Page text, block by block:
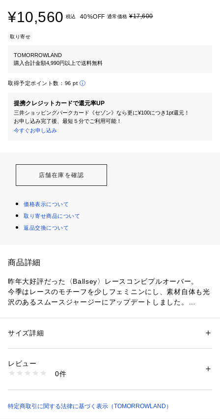
¥10,560 税込 40%OFF 通常価格 ¥17,600
取り寄せ
TOMORROWLAND
購入合計金額4,990円以上で送料無料
取得予定ポイント数： 96 pt
提携クレジットカードで還元率UP
三井ショッピングパークカード《セゾン》なら更に¥100につき1pt還元！
お申し込み完了後、最短５分でご利用可能！
今すぐお申し込み
店舗在庫を確認
価格表示について
取り寄せ商品について
返品交換について
商品詳細
昨年大好評だった〈Ballsey〉レースコンビプルオーバー。
今季はレースのモチーフを少しフェミニンにし、素材自体も光
沢のあるスムースジャージーにアップデートしました。
展開カラーもカーキとライトブルーが加わり、テイストに合わ
ツに合わせてカジュアルダウンするなど幅広いコーディネート
性別：レディース
素材：コットン100％　リブ：コットン85％　ポリエステル15％
洗濯：手洗い、漂白不可、タンブル乾燥不可、自然乾燥、アイロン仕上げ
可、ドライ可、ウエットクリーニング可
商品番号：1095000000407 （モール）
サイズ詳細
レビュー
0件
特定商取引に関する法律に基づく表示（TOMORROWLAND）